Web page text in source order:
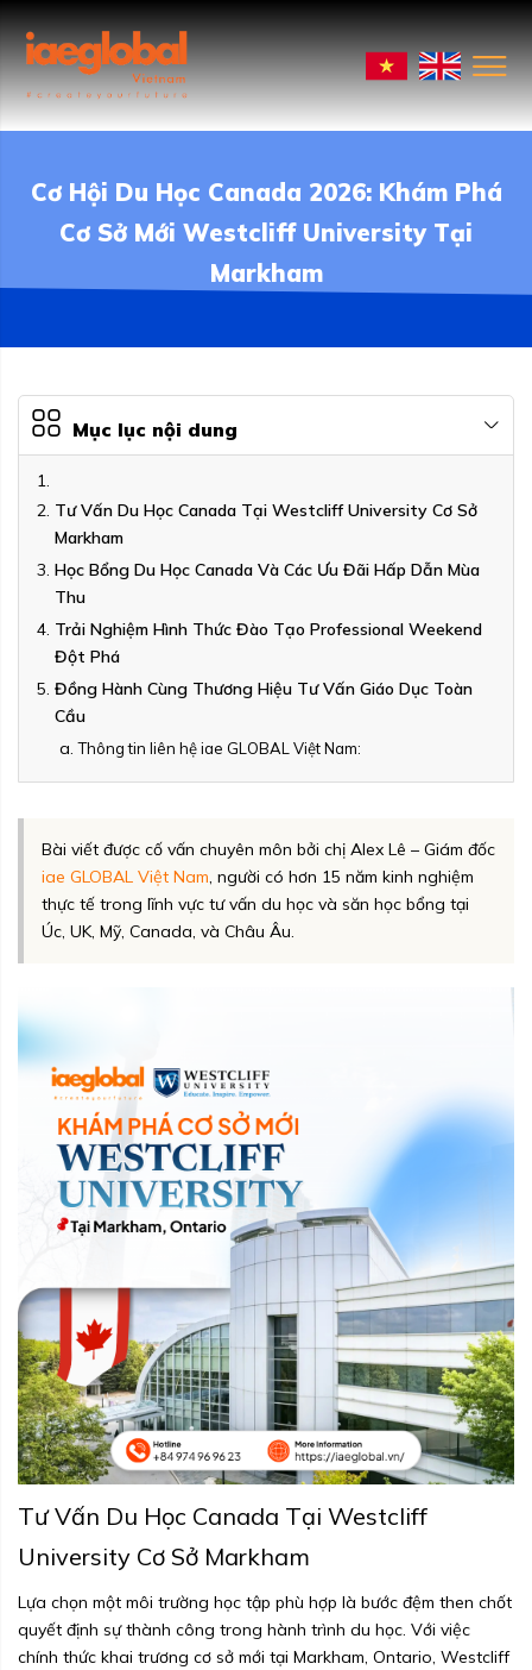
Cơ Hội Du Học Canada 2026: Khám Phá
Cơ Sở Mới Westcliff University Tại
Markham
Mục lục nội dung
Tư Vấn Du Học Canada Tại Westcliff University Cơ Sở
Markham
Học Bổng Du Học Canada Và Các Ưu Đãi Hấp Dẫn Mùa
Thu
Trải Nghiệm Hình Thức Đào Tạo Professional Weekend
Đột Phá
Đồng Hành Cùng Thương Hiệu Tư Vấn Giáo Dục Toàn
Cầu
Thông tin liên hệ iae GLOBAL Việt Nam:
Bài viết được cố vấn chuyên môn bởi chị Alex Lê – Giám đốc
iae GLOBAL Việt Nam, người có hơn 15 năm kinh nghiệm
thực tế trong lĩnh vực tư vấn du học và săn học bổng tại
Úc, UK, Mỹ, Canada, và Châu Âu.
Tư Vấn Du Học Canada Tại Westcliff
University Cơ Sở Markham
Lựa chọn một môi trường học tập phù hợp là bước đệm then chốt
quyết định sự thành công trong hành trình du học. Với việc
chính thức khai trương cơ sở mới tại Markham, Ontario, Westcliff